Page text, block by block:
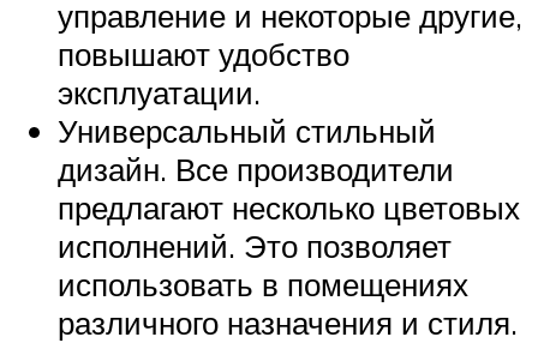
управление и некоторые другие,
повышают удобство
эксплуатации.
Универсальный стильный
дизайн. Все производители
предлагают несколько цветовых
исполнений. Это позволяет
использовать в помещениях
различного назначения и стиля.